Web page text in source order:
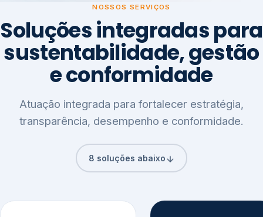
NOSSOS SERVIÇOS
Soluções integradas para
sustentabilidade, gestão
e conformidade
Atuação integrada para fortalecer estratégia,
transparência, desempenho e conformidade.
8 soluções abaixo